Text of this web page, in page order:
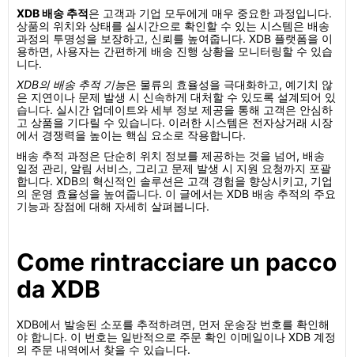
XDB 배송 추적은 고객과 기업 모두에게 매우 중요한 과정입니다.
상품의 위치와 상태를 실시간으로 확인할 수 있는 시스템은 배송
과정의 투명성을 보장하고, 신뢰를 높여줍니다. XDB 플랫폼을 이
용하면, 사용자는 간편하게 배송 진행 상황을 모니터링할 수 있습
니다.
XDB의 배송 추적 기능은 물류의 효율성을 극대화하고, 예기치 않
은 지연이나 문제 발생 시 신속하게 대처할 수 있도록 설계되어 있
습니다. 실시간 업데이트와 세부 정보 제공을 통해 고객은 안심하
고 상품을 기다릴 수 있습니다. 이러한 시스템은 전자상거래 시장
에서 경쟁력을 높이는 핵심 요소로 작용합니다.
배송 추적 과정은 단순히 위치 정보를 제공하는 것을 넘어, 배송
일정 관리, 알림 서비스, 그리고 문제 발생 시 지원 요청까지 포괄
합니다. XDB의 혁신적인 솔루션은 고객 경험을 향상시키고, 기업
의 운영 효율성을 높여줍니다. 이 글에서는 XDB 배송 추적의 주요
기능과 장점에 대해 자세히 살펴봅니다.
Come rintracciare un pacco
da XDB
XDB에서 발송된 소포를 추적하려면, 먼저 운송장 번호를 확인해
야 합니다. 이 번호는 일반적으로 주문 확인 이메일이나 XDB 계정
의 주문 내역에서 찾을 수 있습니다.